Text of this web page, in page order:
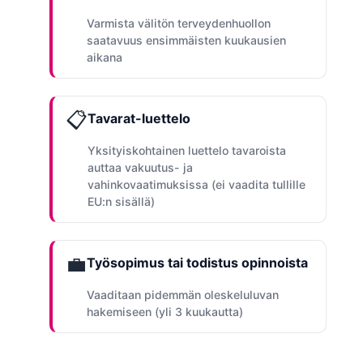
Varmista välitön terveydenhuollon
saatavuus ensimmäisten kuukausien
aikana
📋Tavarat-luettelo
Yksityiskohtainen luettelo tavaroista
auttaa vakuutus- ja
vahinkovaatimuksissa (ei vaadita tullille
EU:n sisällä)
💼Työsopimus tai todistus opinnoista
Vaaditaan pidemmän oleskeluluvan
hakemiseen (yli 3 kuukautta)